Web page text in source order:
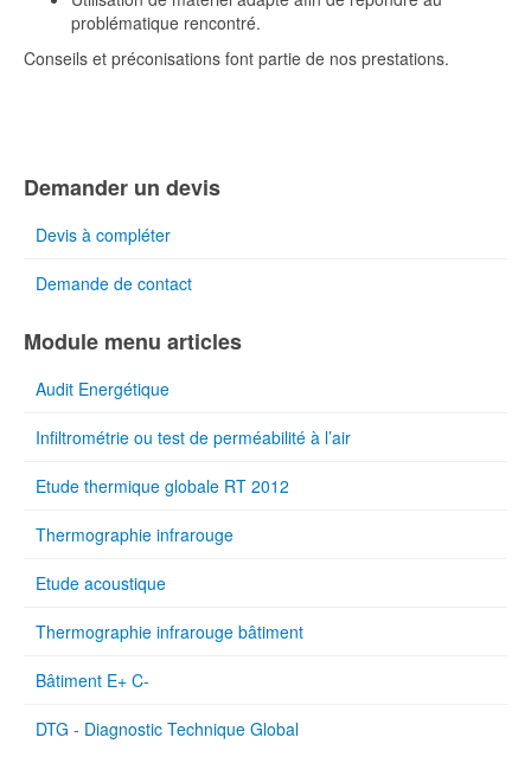
problématique rencontré.
Conseils et préconisations font partie de nos prestations.
Demander un devis
Devis à compléter
Demande de contact
Module menu articles
Audit Energétique
Infiltrométrie ou test de perméabilité à l’air
Etude thermique globale RT 2012
Thermographie infrarouge
Etude acoustique
Thermographie infrarouge bâtiment
Bâtiment E+ C-
DTG - Diagnostic Technique Global